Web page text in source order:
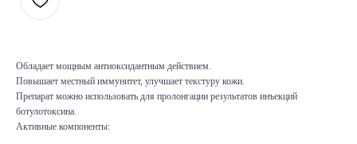
Обладает мощным антиоксидантным действием.
Повышает местный иммунитет, улучшает текстуру кожи.
Препарат можно использовать для пролонгации результатов инъекций
ботулотоксина.
Активные компоненты: